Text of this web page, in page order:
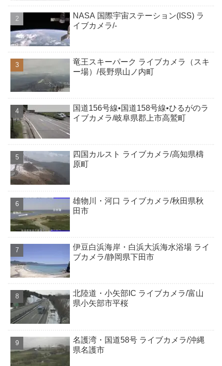
NASA 国際宇宙ステーション(ISS) ラ
イブカメラ/-
竜王スキーパーク ライブカメラ（スキ
ー場）/長野県山ノ内町
国道156号線•国道158号線•ひるがのラ
イブカメラ/岐阜県郡上市高鷲町
四国カルスト ライブカメラ/高知県檮
原町
雄物川・河口 ライブカメラ/秋田県秋
田市
伊豆白浜海岸・白浜大浜海水浴場 ライ
ブカメラ/静岡県下田市
北陸道・小矢部IC ライブカメラ/富山
県小矢部市平桜
名護湾・国道58号 ライブカメラ/沖縄
県名護市